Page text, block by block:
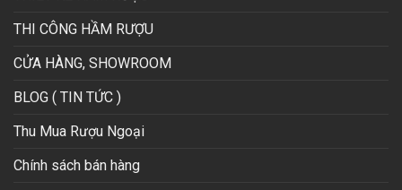
THI CÔNG HẦM RƯỢU
CỬA HÀNG, SHOWROOM
BLOG ( TIN TỨC )
Thu Mua Rượu Ngoại
Chính sách bán hàng